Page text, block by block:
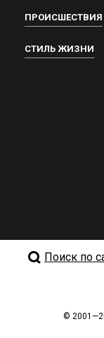
ПРОИСШЕСТВИЯ
СТИЛЬ ЖИЗНИ
Поиск по
©